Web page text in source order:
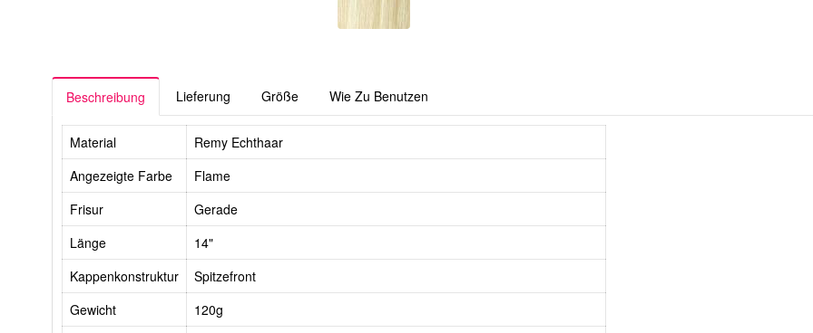
Beschreibung Lieferung Größe Wie Zu Benutzen
Material
Remy Echthaar
Angezeigte Farbe
Flame
Frisur
Gerade
Länge
14"
Kappenkonstruktur
Spitzefront
Gewicht
120g